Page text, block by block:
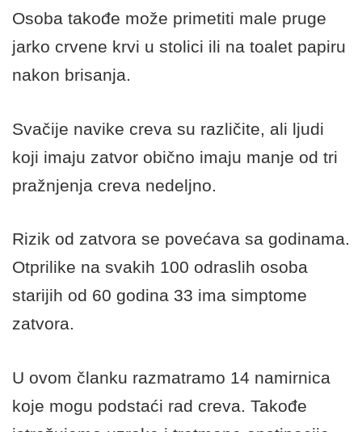
Osoba takođe može primetiti male pruge
jarko crvene krvi u stolici ili na toalet papiru
nakon brisanja.
Svačije navike creva su različite, ali ljudi
koji imaju zatvor obično imaju manje od tri
pražnjenja creva nedeljno.
Rizik od zatvora se povećava sa godinama.
Otprilike na svakih 100 odraslih osoba
starijih od 60 godina 33 ima simptome
zatvora.
U ovom članku razmatramo 14 namirnica
koje mogu podstaći rad creva. Takođe